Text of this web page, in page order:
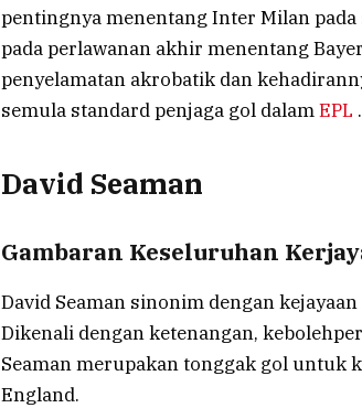
pentingnya menentang Inter Milan
pada perlawanan akhir menentang
penyelamatan akrobatik dan
semula standard penjaga gol dalamEPL .
David Seaman
Gambaran Keseluruhan
David Seaman sinonim dengan
Dikenali dengan ketenangan,
Seaman merupakan tonggak gol untuk
England.